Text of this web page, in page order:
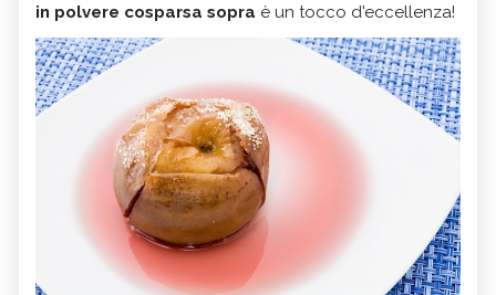
in polvere cosparsa sopra è un tocco d'eccellenza!